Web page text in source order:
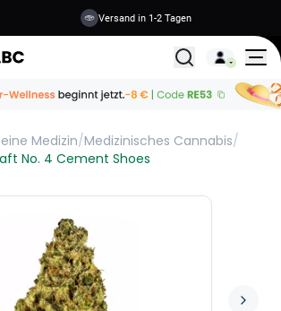
Versand in 1-2 Tagen
Alle
Medizin/Medizinisches Cannabis/
No. 4 Cement Shoes